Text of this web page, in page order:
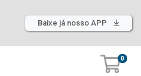
Baixe já nosso APP
0